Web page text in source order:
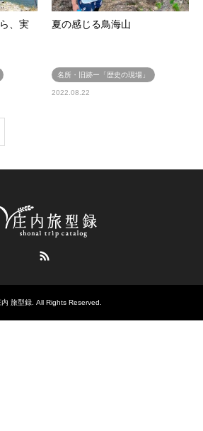
、実
夏の感じる鳥海山
名所・旧跡ー「歴史の現場」
2022.08.22
内 旅型録 . All Rights Reserved.